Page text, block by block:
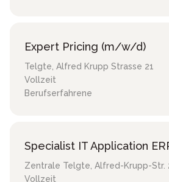
Expert Pricing (m/w/d)
Telgte, Alfred Krupp Strasse 21
Vollzeit
Berufserfahrene
Specialist IT Application
Zentrale Telgte, Alfred-Krupp-Str.
Vollzeit